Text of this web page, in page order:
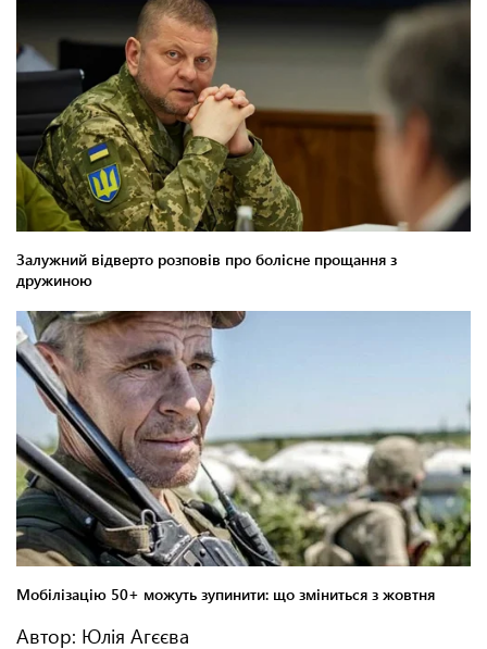
Автор: Юлія Агєєва